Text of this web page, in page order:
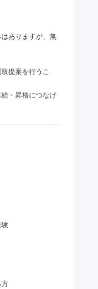
ありますが、無
提案を行うこ
・昇格につなげ
験
方